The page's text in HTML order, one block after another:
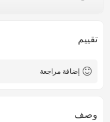
تقييم
إضافة مراجعة
وصف